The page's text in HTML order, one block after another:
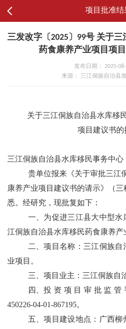
项目批准结
三发改字〔2025〕99号 关于
药食康养产业项目项
发布日期： 2025-08-
来源： 三江侗族自治县
关于三江侗族自治县水库移
项目建议书的
三江侗族自治县水库移民事务中心
贵单位报来《关于审批三江
康养产业项目建议书的请示》（三
悉。经研究，现批复如下：
一、 为促进三江县大中型水
江侗族自治县水库移民药食康养产
二、项目名称：三江侗族
业项目。
三、项目业主：三江侗族自
四、投 资 项 目 审 批 监 管
450226-04-01-867195。
五、项目建设地点：广西柳